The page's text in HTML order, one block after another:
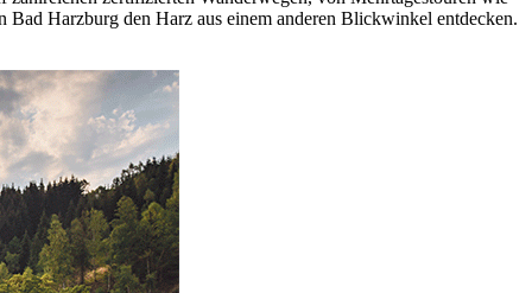
Harzburg den Harz aus einem anderen Blickwinkel entdecken.